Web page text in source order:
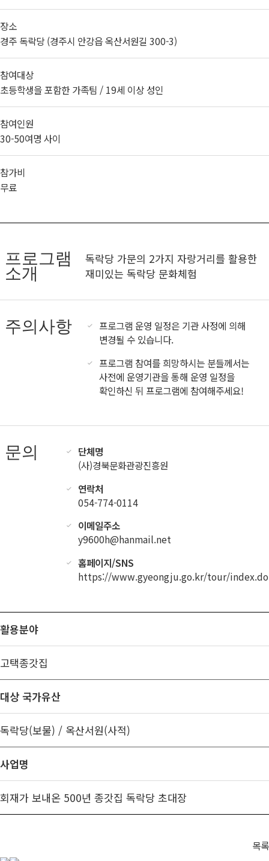
장소
경주 독락당 (경주시 안강읍 옥산서원길 300-3)
참여대상
초등학생을 포함한 가족팀 / 19세 이상 성인
참여인원
30-50여명 사이
참가비
무료
프로그램
소개
독락당 가문의 2가지 자랑거리를 활용한
재미있는 독락당 문화체험
주의사항
프로그램 운영 일정은 기관 사정에 의해
변경될 수 있습니다.
프로그램 참여를 희망하시는 분들께서는
사전에 운영기관을 통해 운영 일정을
확인하신 뒤 프로그램에 참여해주세요!
문의
단체명
(사)경북문화관광진흥원
연락처
054-774-0114
이메일주소
y9600h@hanmail.net
홈페이지/SNS
https://www.gyeongju.go.kr/tour/index.do
활용분야
고택종갓집
대상 국가유산
독락당(보물) / 옥산서원(사적)
사업명
회재가 보내온 500년 종갓집 독락당 초대장
목록